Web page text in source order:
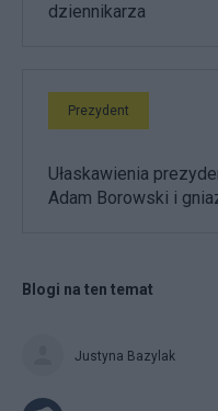
dziennikarza
Prezydent
Ułaskawienia
Adam Borowski i
Blogi na ten temat
Justyna Bazylak